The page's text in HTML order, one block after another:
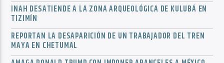
INAH DESATIENDE A LA ZONA ARQUEOLÓGICA DE KULUBÁ EN
TIZIMÍN
REPORTAN LA DESAPARICIÓN DE UN TRABAJADOR DEL TREN
MAYA EN CHETUMAL